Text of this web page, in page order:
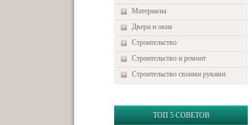
Материалы
Двери и окна
Строительство
Строительство и ремонт
Строительство своими руками
ТОП 5 СОВЕТОВ